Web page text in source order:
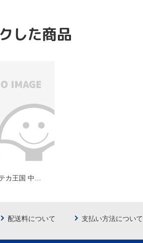
した商品
カ王国 中…
配送料について 支払い方法について